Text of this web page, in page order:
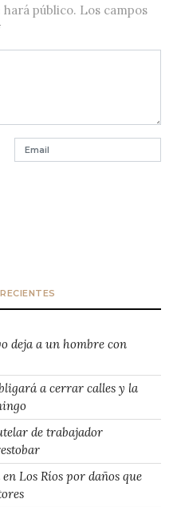
público. Los campos
deja a un hombre con
a cerrar calles y la
de trabajador
Los Ríos por daños que